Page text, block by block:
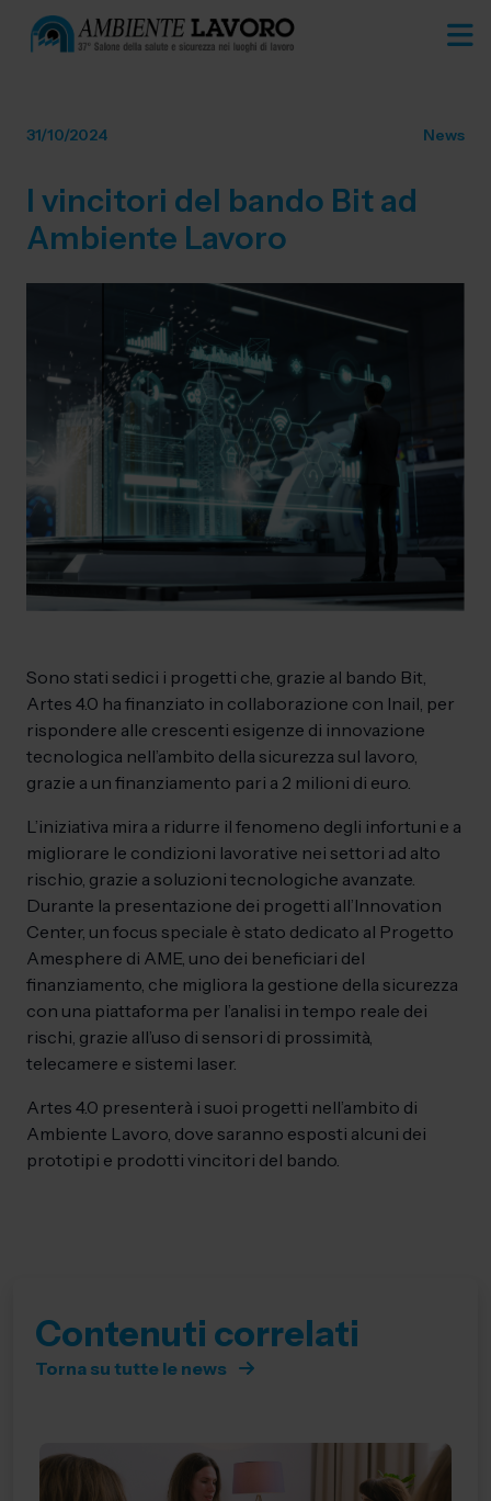
31/10/2024 News
I vincitori del bando Bit ad
Ambiente Lavoro
Sono stati sedici i progetti che, grazie al bando Bit,
Artes 4.0 ha finanziato in collaborazione con Inail, per
rispondere alle crescenti esigenze di innovazione
tecnologica nell’ambito della sicurezza sul lavoro,
grazie a un finanziamento pari a 2 milioni di euro.
L’iniziativa mira a ridurre il fenomeno degli infortuni e a
migliorare le condizioni lavorative nei settori ad alto
rischio, grazie a soluzioni tecnologiche avanzate.
Durante la presentazione dei progetti all’Innovation
Center, un focus speciale è stato dedicato al Progetto
Amesphere di AME, uno dei beneficiari del
finanziamento, che migliora la gestione della sicurezza
con una piattaforma per l’analisi in tempo reale dei
rischi, grazie all’uso di sensori di prossimità,
telecamere e sistemi laser.
Artes 4.0 presenterà i suoi progetti nell’ambito di
Ambiente Lavoro, dove saranno esposti alcuni dei
prototipi e prodotti vincitori del bando.
Contenuti correlati
Torna su tutte le news